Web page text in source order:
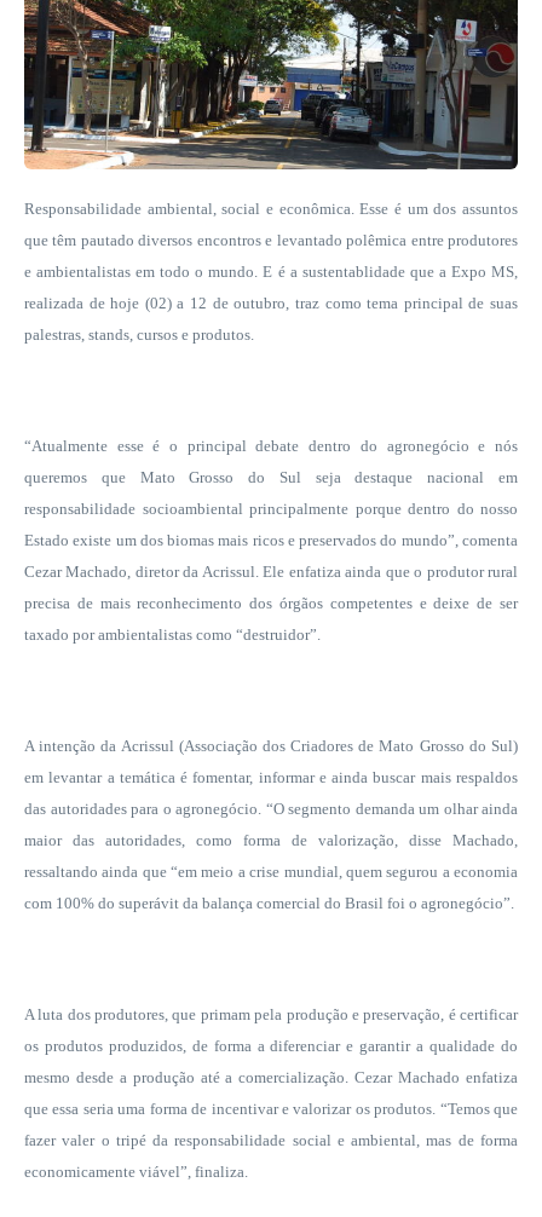
Responsabilidade ambiental, social e econômica. Esse é um dos assuntos
que têm pautado diversos encontros e levantado polêmica entre produtores
e ambientalistas em todo o mundo. E é a sustentablidade que a Expo MS,
realizada de hoje (02) a 12 de outubro, traz como tema principal de suas
palestras, stands, cursos e produtos.
“Atualmente esse é o principal debate dentro do agronegócio e nós
queremos que Mato Grosso do Sul seja destaque nacional em
responsabilidade socioambiental principalmente porque dentro do nosso
Estado existe um dos biomas mais ricos e preservados do mundo”, comenta
Cezar Machado, diretor da Acrissul. Ele enfatiza ainda que o produtor rural
precisa de mais reconhecimento dos órgãos competentes e deixe de ser
taxado por ambientalistas como “destruidor”.
A intenção da Acrissul (Associação dos Criadores de Mato Grosso do Sul)
em levantar a temática é fomentar, informar e ainda buscar mais respaldos
das autoridades para o agronegócio. “O segmento demanda um olhar ainda
maior das autoridades, como forma de valorização, disse Machado,
ressaltando ainda que “em meio a crise mundial, quem segurou a economia
com 100% do superávit da balança comercial do Brasil foi o agronegócio”.
A luta dos produtores, que primam pela produção e preservação, é certificar
os produtos produzidos, de forma a diferenciar e garantir a qualidade do
mesmo desde a produção até a comercialização. Cezar Machado enfatiza
que essa seria uma forma de incentivar e valorizar os produtos. “Temos que
fazer valer o tripé da responsabilidade social e ambiental, mas de forma
economicamente viável”, finaliza.